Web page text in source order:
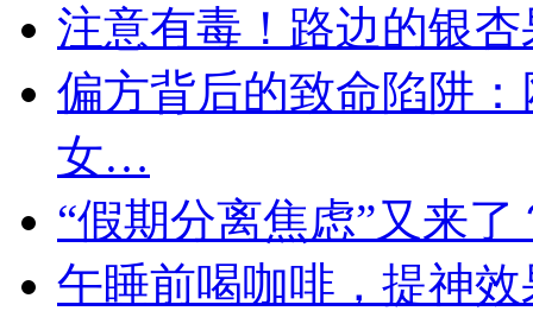
注意有毒！路边的银
偏方背后的致命陷阱
女…
“假期分离焦虑”又来
午睡前喝咖啡，提神